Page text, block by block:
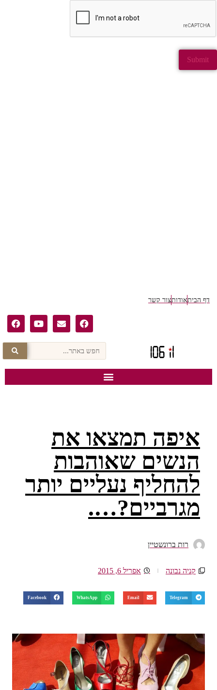
הביתאודותצור קשר
איפה תמצאו את
הנשים שאוהבות
להחליף נעליים יותר
מגרביים?….
רות ברונשטיין
קניה נבונה אפריל 6, 2015
Telegram
Email
WhatsApp
Facebook